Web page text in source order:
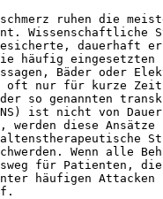
ruhen die
Wissenschaftliche
dauerhaft
häufig
Bäder oder
oft nur für kurze
so genannten
ist nicht von Dauer.
werden diese
Wenn alle
für Patienten, die
häufigen